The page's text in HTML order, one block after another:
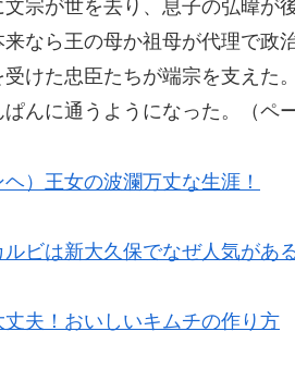
文宗が世を去り、息子の弘暐
なら王の母か祖母が代理で政
けた忠臣たちが端宗を支えた
んに通うようになった。（ペ
）王女の波瀾万丈な生涯！
ルビは新大久保でなぜ人気があ
夫！おいしいキムチの作り方